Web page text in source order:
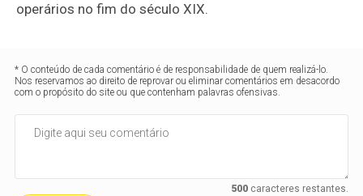
operários no fim do século XIX.
* O conteúdo de cada comentário é de responsabilidade de quem realizá-lo.
Nos reservamos ao direito de reprovar ou eliminar comentários em desacordo
com o propósito do site ou que contenham palavras ofensivas.
500caracteres restantes.